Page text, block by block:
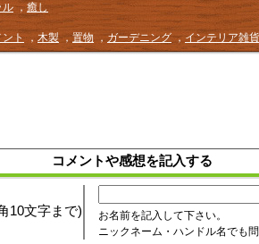
ル ，癒し
ント， 木製，置物 ， ガーデニング， インテリア雑貨
コメントや感想を記入する
10文字まで)
お名前を記入して下さい。
ニックネーム・ハンドル名でも